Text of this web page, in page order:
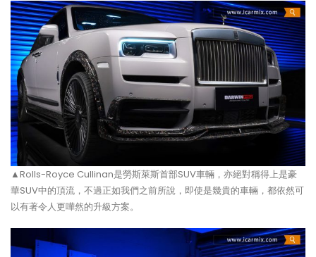
▲Rolls-Royce Cullinan是勞斯萊斯首部SUV車輛，亦絕對稱得上是豪
華SUV中的頂流，不過正如我們之前所說，即使是幾貴的車輛，都依然可
以有著令人更嘩然的升級方案。